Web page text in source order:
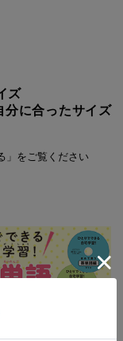
ズ
分に合ったサイズ
」をご覧ください